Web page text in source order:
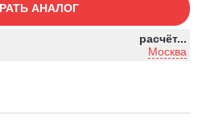
АНАЛОГ
расчёт...
Москва